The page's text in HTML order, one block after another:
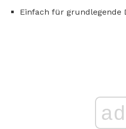
Einfach für grundlegende
ad